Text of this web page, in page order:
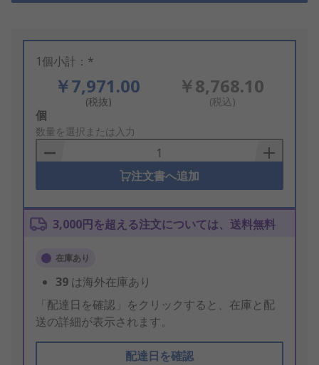
1個小計：*
￥7,971.00
(税抜)
￥8,768.10
(税込)
Add
to
Basket
個
数量を選択または入力
注文書へ追加
3,000円を超える注文については、送料無料
在庫あり
39 は海外在庫あり
「配達日を確認」をクリックすると、在庫と配
送の詳細が表示されます。
配達日を確認